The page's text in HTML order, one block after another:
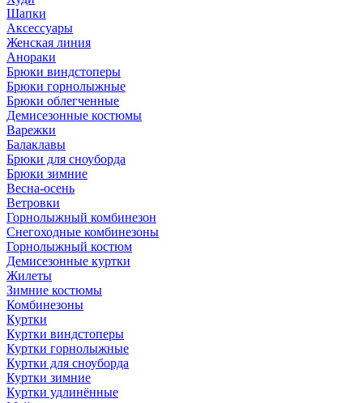
Шапки
Аксессуары
Женская линия
Анораки
Брюки виндстоперы
Брюки горнолыжные
Брюки облегченные
Демисезонные костюмы
Варежки
Балаклавы
Брюки для сноуборда
Брюки зимние
Весна-осень
Ветровки
Горнолыжный комбинезон
Снегоходные комбинезоны
Горнолыжный костюм
Демисезонные куртки
Жилеты
Зимние костюмы
Комбинезоны
Куртки
Куртки виндстоперы
Куртки горнолыжные
Куртки для сноуборда
Куртки зимние
Куртки удлинённые